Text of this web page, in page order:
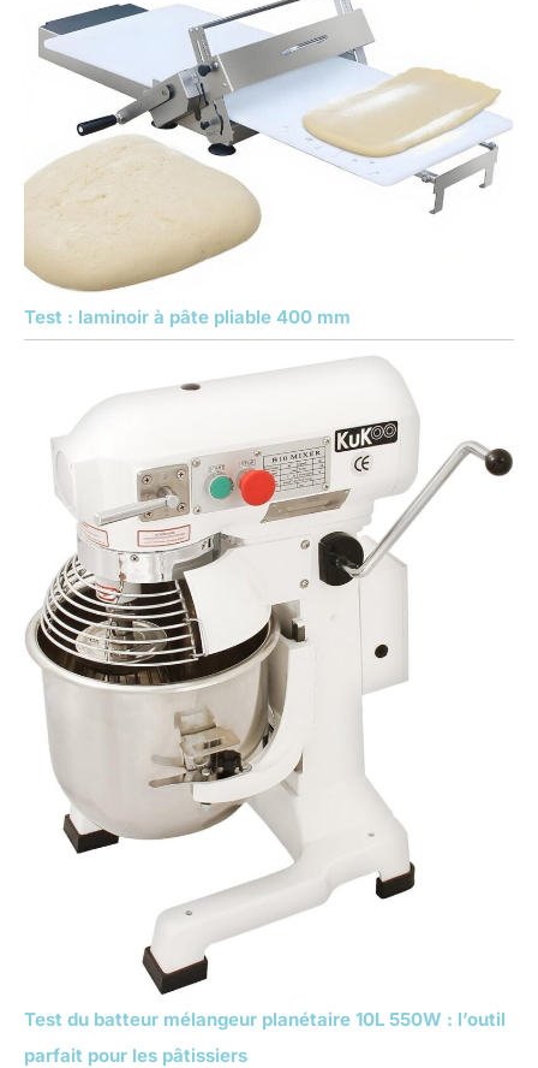
Test : laminoir à pâte pliable 400 mm
Test du batteur mélangeur planétaire 10L 550W : l’outil
parfait pour les pâtissiers